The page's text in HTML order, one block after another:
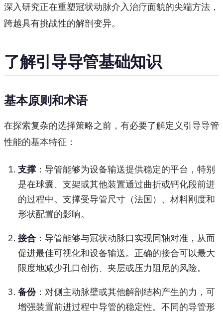
深入研究正在重塑冠状动脉介入治疗面貌的尖端方法，
跨越具有挑战性的解剖变异。
了解引导导管基础知识
基本原则和术语
在探索复杂的选择策略之前，有必要了解定义引导导管
性能的基本特征：
支撑 ：导管能够为设备输送提供稳定的平台，特别
是在球囊、支架或其他装置通过曲折或钙化段前进
的过程中。支撑受导管尺寸（法国）、材料刚度和
形状配置的影响。
接合 ：导管能够与冠状动脉口实现同轴对准，从而
促进最佳可视化和设备输送。正确的接合可以最大
限度地减少孔口创伤、夹层或压力阻尼的风险。
备份：对侧主动脉壁或其他解剖结构产生的力，可
增强装置前进过程中导管的稳定性。不同的导管形